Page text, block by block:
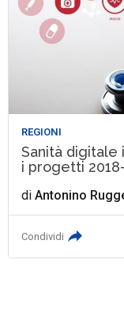
REGIONI
Sanità digitale
i progetti
diAntonino
Condividi